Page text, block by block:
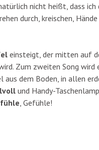
nicht heißt, dass
durch, kreischen,
einsteigt, der mitten auf
Zum zweiten Song wird
dem Boden, in allen
und Handy-
, Gefühle!